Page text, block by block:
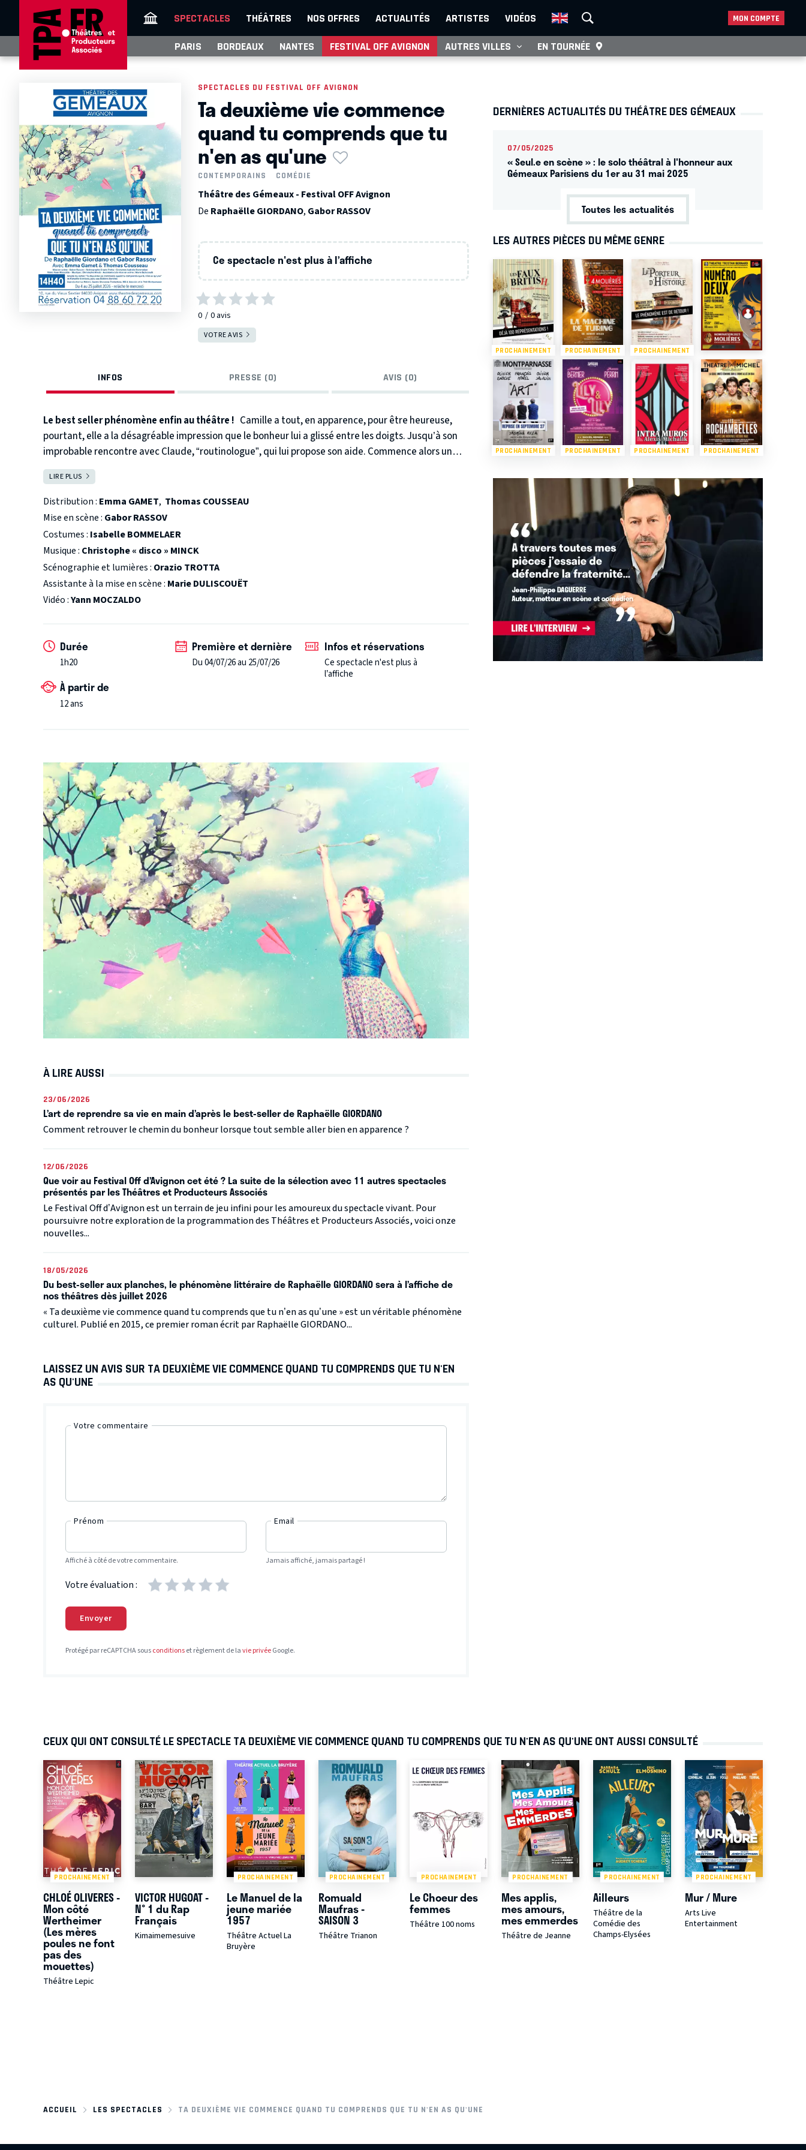
SPECTACLES THÉÂTRES NOS OFFRES ACTUALITÉS ARTISTES VIDÉOS MON COMPTE
PARIS BORDEAUX NANTES FESTIVAL OFF AVIGNON AUTRES VILLES EN TOURNÉE
SPECTACLES DU FESTIVAL OFF AVIGNON
Ta deuxième vie commence
quand tu comprends que tu
n'en as qu'une
CONTEMPORAINS COMÉDIE
Théâtre des Gémeaux - Festival OFF Avignon
De Raphaëlle GIORDANO, Gabor RASSOV
Ce spectacle n'est plus à l’affiche
0 0avis
VOTRE AVIS
INFOS PRESSE (0) AVIS (0)
Le best seller phénomène enfin au théâtre ! Camille a tout, en apparence, pour être heureuse,
pourtant, elle a la désagréable impression que le bonheur lui a glissé entre les doigts. Jusqu’à son
improbable rencontre avec Claude, “routinologue”, qui lui propose son aide. Commence alors un
parcours aussi drôle qu’émouvant qui va amener Camille à sortir de sa routine, à affronter ses
peurs, et à oser enfin repartir à la conquête de ses rêves enfouis.
déclencher une irrépressible envie de changement !
LIRE PLUS
Distribution : Emma GAMET, Thomas COUSSEAU
Mise en scène : Gabor RASSOV
Costumes : Isabelle BOMMELAER
Musique : Christophe « disco » MINCK
Scénographie et lumières : Orazio TROTTA
Assistante à la mise en scène : Marie DULISCOUËT
Vidéo :Yann MOCZALDO
Durée
1h20
Première et dernière
Du 04/07/26 au 25/07/26
Infos et réservations
Ce spectacle n'est plus à
l’affiche
À partir de
12 ans
À LIRE AUSSI
23/06/2026
L’art de reprendre sa vie en main d’après le best-seller de Raphaëlle GIORDANO
Comment retrouver le chemin du bonheur lorsque tout semble aller bien en apparence ?
12/06/2026
Que voir au Festival Off d’Avignon cet été ? La suite de la sélection avec 11 autres spectacles
présentés par les Théâtres et Producteurs Associés
Le Festival Off d’Avignon est un terrain de jeu infini pour les amoureux du spectacle vivant. Pour
poursuivre notre exploration de la programmation des Théâtres et Producteurs Associés, voici onze
nouvelles...
18/05/2026
Du best-seller aux planches, le phénomène littéraire de Raphaëlle GIORDANO sera à l’affiche de
nos théâtres dès juillet 2026
« Ta deuxième vie commence quand tu comprends que tu n’en as qu’une » est un véritable phénomène
culturel. Publié en 2015, ce premier roman écrit par Raphaëlle GIORDANO...
LAISSEZ UN AVIS SUR TA DEUXIÈME VIE COMMENCE QUAND TU COMPRENDS QUE TU N'EN
AS QU'UNE
Votre commentaire
Prénom
Affiché à côté de votre commentaire.
Email
Jamais affiché, jamais partagé !
Votre évaluation :
Envoyer
Protégé par reCAPTCHA sousconditionset règlement de lavie privéeGoogle.
DERNIÈRES ACTUALITÉS DU THÉÂTRE DES GÉMEAUX
07/05/2025
« Seul.e en scène » : le solo théâtral à l'honneur aux
Gémeaux Parisiens du 1er au 31 mai 2025
Toutes les actualités
LES AUTRES PIÈCES DU MÊME GENRE
PROCHAINEMENT PROCHAINEMENT PROCHAINEMENT
PROCHAINEMENT PROCHAINEMENT PROCHAINEMENT PROCHAINEMENT
CEUX QUI ONT CONSULTÉ LE SPECTACLE TA DEUXIÈME VIE COMMENCE QUAND TU COMPRENDS QUE TU N'EN AS QU'UNE ONT AUSSI CONSULTÉ
PROCHAINEMENT
CHLOÉ OLIVERES -
Mon côté
Wertheimer
(Les mères
poules ne font
pas des
mouettes)
Théâtre Lepic
VICTOR HUGOAT -
N° 1 du Rap
Français
Kimaimemesuive
PROCHAINEMENT
Le Manuel de la
jeune mariée
1957
Théâtre Actuel La
Bruyère
PROCHAINEMENT
Romuald
Maufras -
SAISON 3
Théâtre Trianon
PROCHAINEMENT
Le Choeur des
femmes
Théâtre 100 noms
PROCHAINEMENT
Mes applis,
mes amours,
mes emmerdes
Théâtre de Jeanne
PROCHAINEMENT
Ailleurs
Théâtre de la
Comédie des
Champs-Elysées
PROCHAINEMENT
Mur / Mure
Arts Live
Entertainment
ACCUEIL LES SPECTACLES TA DEUXIÈME VIE COMMENCE QUAND TU COMPRENDS QUE TU N'EN AS QU'UNE